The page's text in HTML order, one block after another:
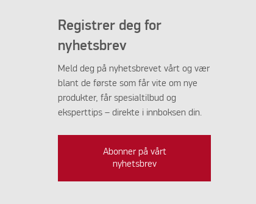
Registrer deg for
nyhetsbrev
Meld deg på nyhetsbrevet vårt og vær
blant de første som får vite om nye
produkter, får spesialtilbud og
eksperttips – direkte i innboksen din.
Abonner på vårt
nyhetsbrev